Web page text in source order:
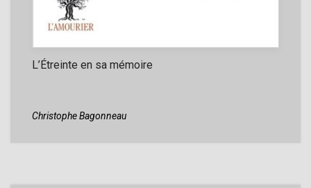
L’Étreinte en sa mémoire
Christophe Bagonneau